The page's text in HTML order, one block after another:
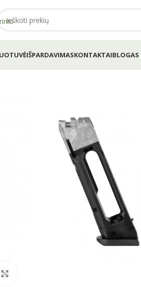
IŠPARDAVIMASKONTAKTAIBLOGAS